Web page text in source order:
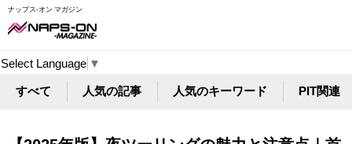
ナップス-オン マガジン
Select Language ▼
すべて 人気の記事 人気のキーワード PIT関連